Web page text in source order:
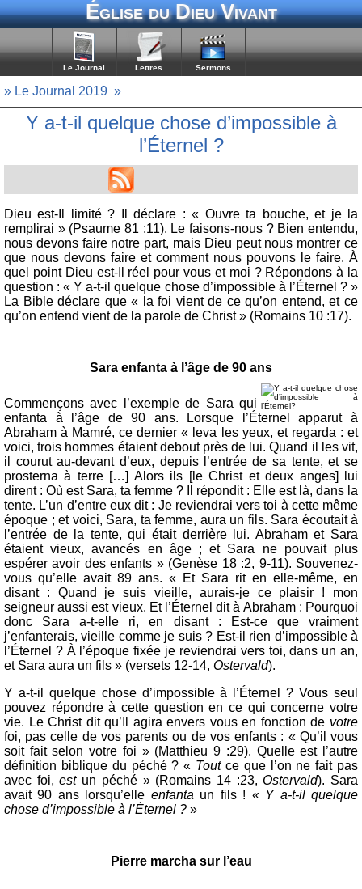
Église du Dieu Vivant
Le Journal Lettres Sermons
» Le Journal 2019 »
Y a-t-il quelque chose d’impossible à
l’Éternel ?
Dieu est-Il limité ? Il déclare : « Ouvre ta bouche, et je la
remplirai » (Psaume 81 :11). Le faisons-nous ? Bien entendu,
nous devons faire notre part, mais Dieu peut nous montrer ce
que nous devons faire et comment nous pouvons le faire. À
quel point Dieu est-Il réel pour vous et moi ? Répondons à la
question : « Y a-t-il quelque chose d’impossible à l’Éternel ? »
La Bible déclare que « la foi vient de ce qu’on entend, et ce
qu’on entend vient de la parole de Christ » (Romains 10 :17).
Sara enfanta à l’âge de 90 ans
Commençons avec l’exemple de Sara qui
enfanta à l’âge de 90 ans. Lorsque l’Éternel apparut à
Abraham à Mamré, ce dernier « leva les yeux, et regarda : et
voici, trois hommes étaient debout près de lui. Quand il les vit,
il courut au-devant d’eux, depuis l’entrée de sa tente, et se
prosterna à terre […] Alors ils [le Christ et deux anges] lui
dirent : Où est Sara, ta femme ? Il répondit : Elle est là, dans la
tente. L’un d’entre eux dit : Je reviendrai vers toi à cette même
époque ; et voici, Sara, ta femme, aura un fils. Sara écoutait à
l’entrée de la tente, qui était derrière lui. Abraham et Sara
étaient vieux, avancés en âge ; et Sara ne pouvait plus
espérer avoir des enfants » (Genèse 18 :2, 9-11). Souvenez-
vous qu’elle avait 89 ans. « Et Sara rit en elle-même, en
disant : Quand je suis vieille, aurais-je ce plaisir ! mon
seigneur aussi est vieux. Et l’Éternel dit à Abraham : Pourquoi
donc Sara a-t-elle ri, en disant : Est-ce que vraiment
j’enfanterais, vieille comme je suis ? Est-il rien d’impossible à
l’Éternel ? À l’époque fixée je reviendrai vers toi, dans un an,
et Sara aura un fils » (versets 12-14, Ostervald).
Y a-t-il quelque chose d’impossible à l’Éternel ? Vous seul
pouvez répondre à cette question en ce qui concerne votre
vie. Le Christ dit qu’Il agira envers vous en fonction de votre
foi, pas celle de vos parents ou de vos enfants : « Qu’il vous
soit fait selon votre foi » (Matthieu 9 :29). Quelle est l’autre
définition biblique du péché ? « Toutce que l’on ne fait pas
avec foi,estun péché » (Romains 14 :23,Ostervald). Sara
avait 90 ans lorsqu’elle enfanta un fils ! « Y a-t-il quelque
chose d’impossible à l’Éternel ? »
Pierre marcha sur l’eau